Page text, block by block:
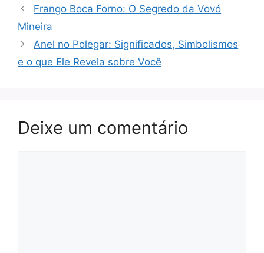
Frango Boca Forno: O Segredo da Vovó
Mineira
Anel no Polegar: Significados, Simbolismos
e o que Ele Revela sobre Você
Deixe um comentário